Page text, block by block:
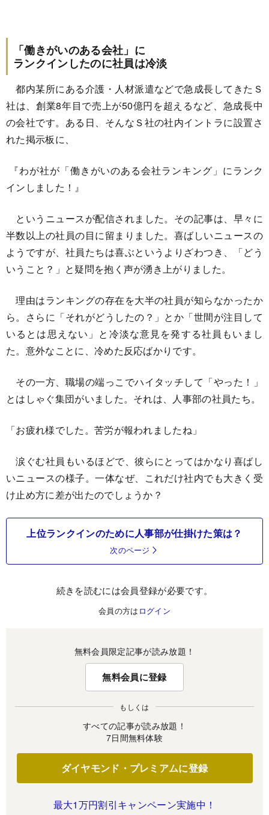
「働きがいのある会社」に
ランクインしたのに社員は冷淡
都内某所にある介護・人材派遣などで急成長してきたＳ
社は、創業8年目で売上が50億円を超えるなど、急成長中
の会社です。ある日、そんなＳ社の社内イントラに設置さ
れた掲示板に、
『わが社が「働きがいのある会社ランキング」にランク
インしました！』
というニュースが配信されました。その記事は、早々に
半数以上の社員の目に留まりました。喜ばしいニュースの
ようですが、社員たちは喜ぶというよりざわつき、「どう
いうこと？」と疑問を抱く声が湧き上がりました。
理由はランキングの存在を大半の社員が知らなかったか
ら。さらに「それがどうしたの？」とか「世間が注目して
いるとは思えない」と冷淡な意見を発する社員もいまし
た。意外なことに、冷めた反応ばかりです。
その一方、職場の端っこでハイタッチして「やった！」
とはしゃぐ集団がいました。それは、人事部の社員たち。
「お疲れ様でした。苦労が報われましたね」
涙ぐむ社員もいるほどで、彼らにとってはかなり喜ばし
いニュースの様子。一体なぜ、これだけ社内でも大きく受
け止め方に差が出たのでしょうか？
上位ランクインのために人事部が仕掛けた策は？
次のページ
続きを読むには会員登録が必要です。
会員の方は ログイン
無料会員限定記事が読み放題！
無料会員に登録
もしくは
すべての記事が読み放題！
7日間無料体験
ダイヤモンド・プレミアムに登録
最大1万円割引キャンペーン実施中！